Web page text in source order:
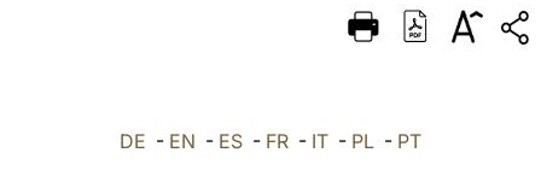
ITALIANO
DE - EN - ES - FR - IT - PL - PT